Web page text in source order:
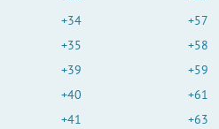
+34
+35
+39
+40
+41
+57
+58
+59
+61
+63